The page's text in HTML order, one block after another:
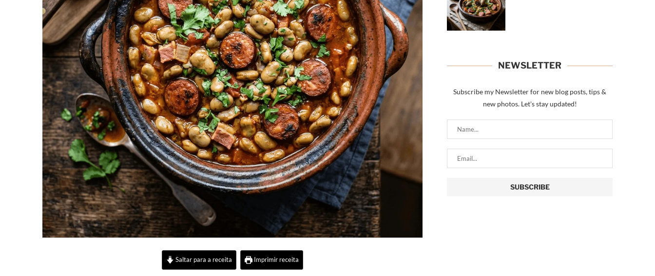
Saltar para a receita Imprimir receita
NEWSLETTER
Subscribe my Newsletter for new blog posts, tips &
new photos. Let's stay updated!